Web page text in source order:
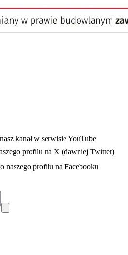
karcie
się w nowej karcie
kanał w serwisie YouTube
profilu na X (dawniej Twitter)
się w nowej karcie
naszego profilu na Facebooku